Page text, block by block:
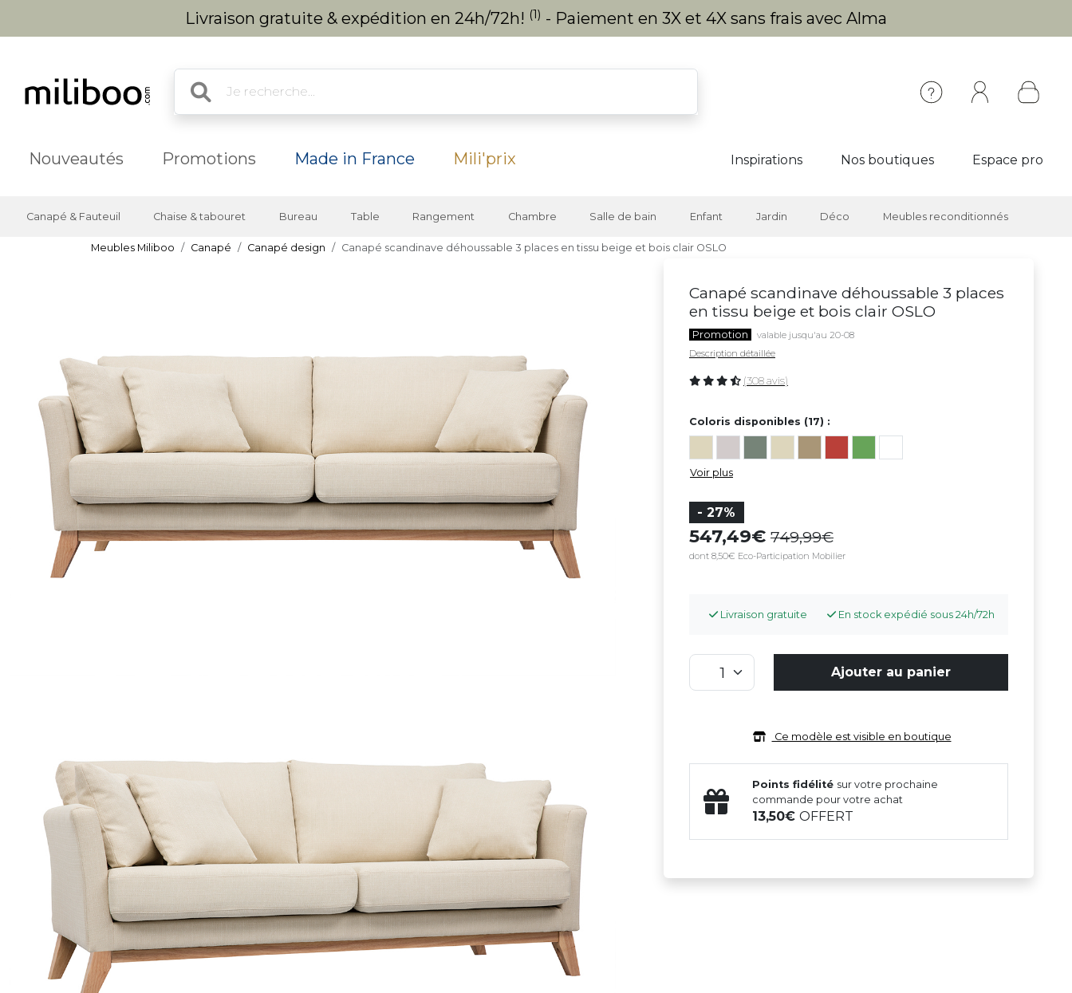
Livraison gratuite & expédition en 24h/72h! (1) - Paiement en 3X et 4X sans frais avec Alma
Nouveautés Promotions Made in France Mili'prix Inspirations Nos boutiques Espace pro
Canapé & Fauteuil Chaise & tabouret Bureau Table Rangement Chambre Salle de bain Enfant Jardin Déco Meubles reconditionnés
Meubles Miliboo Canapé Canapé design Canapé scandinave déhoussable 3 places en tissu beige et bois clair OSLO
Canapé scandinave déhoussable 3 places
en tissu beige et bois clair OSLO
Promotion
valable jusqu'au 20-08
Description détaillée
(308 avis)
Coloris disponibles (17) :
Voir plus
- 27%
547,49 749,99
dont 8,50€ Eco-Participation Mobilier
Livraison gratuite En stock expédié sous 24h/72h
Ajouter au panier
Ce modèle est visible en boutique
Points fidélité sur votre prochaine
commande pour votre achat
13,50OFFERT